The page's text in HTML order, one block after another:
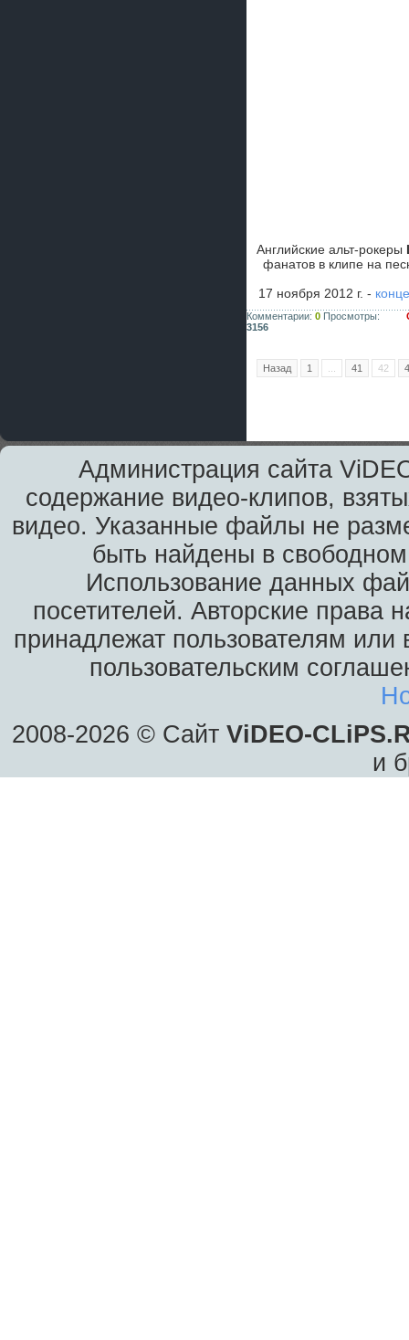
Английские альт-рокеры
фанатов в клипе на
17 ноября 2012 г. -
Комментарии: 0 Просмотры:
3156
Назад 1 41 42
Администрация сайта
содержание видео-клипов,
видео. Указанные файлы не
быть найдены в
Использование данных
посетителей. Авторские права
принадлежат пользователям или
пользовательским
2008-2026 © Сайт ViDEO-
и